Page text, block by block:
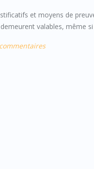
et moyens de
valables, même